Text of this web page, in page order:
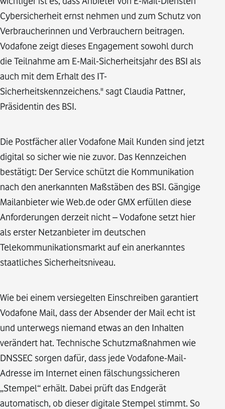
Cybersicherheit ernst nehmen und zum Schutz von
Verbraucherinnen und Verbrauchern beitragen.
Vodafone zeigt dieses Engagement sowohl durch
die Teilnahme am E-Mail-Sicherheitsjahr des BSI als
auch mit dem Erhalt des IT-
Sicherheitskennzeichens." sagt Claudia Pattner,
Präsidentin des BSI.
Die Postfächer aller Vodafone Mail Kunden sind jetzt
digital so sicher wie nie zuvor. Das Kennzeichen
bestätigt: Der Service schützt die Kommunikation
nach den anerkannten Maßstäben des BSI. Gängige
Mailanbieter wie Web.de oder GMX erfüllen diese
Anforderungen derzeit nicht – Vodafone setzt hier
als erster Netzanbieter im deutschen
Telekommunikationsmarkt auf ein anerkanntes
staatliches Sicherheitsniveau.
Wie bei einem versiegelten Einschreiben garantiert
Vodafone Mail, dass der Absender der Mail echt ist
und unterwegs niemand etwas an den Inhalten
verändert hat. Technische Schutzmaßnahmen wie
DNSSEC sorgen dafür, dass jede Vodafone-Mail-
Adresse im Internet einen fälschungssicheren
„Stempel“ erhält. Dabei prüft das Endgerät
automatisch, ob dieser digitale Stempel stimmt. So